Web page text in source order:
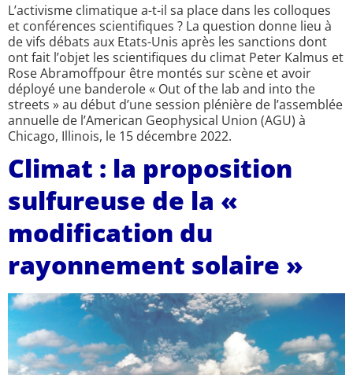
L’activisme climatique a-t-il sa place dans les colloques
et conférences scientifiques ? La question donne lieu à
de vifs débats aux Etats-Unis après les sanctions dont
ont fait l’objet les scientifiques du climat Peter Kalmus et
Rose Abramoffpour être montés sur scène et avoir
déployé une banderole « Out of the lab and into the
streets » au début d’une session plénière de l’assemblée
annuelle de l’American Geophysical Union (AGU) à
Chicago, Illinois, le 15 décembre 2022.
Climat : la proposition
sulfureuse de la «
modification du
rayonnement solaire »